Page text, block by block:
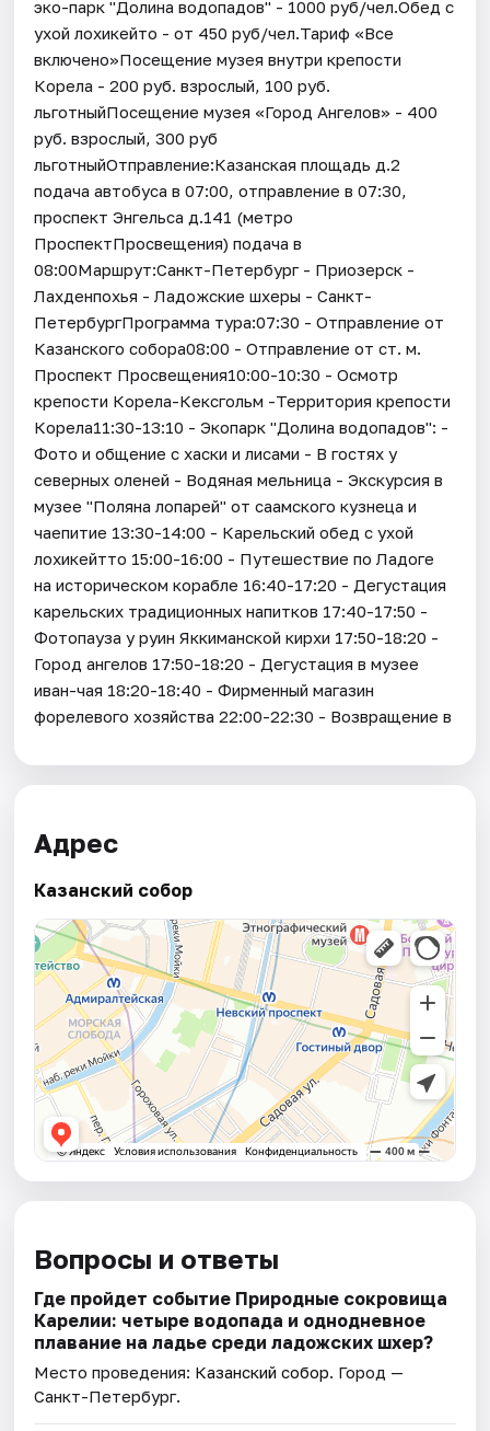
эко-парк "Долина водопадов" - 1000 руб/чел.Обед с
ухой лохикейто - от 450 руб/чел.Тариф «Все
включено»Посещение музея внутри крепости
Корела - 200 руб. взрослый, 100 руб.
льготныйПосещение музея «Город Ангелов» - 400
руб. взрослый, 300 руб
льготныйОтправление:Казанская площадь д.2
подача автобуса в 07:00, отправление в 07:30,
проспект Энгельса д.141 (метро
ПроспектПросвещения) подача в
08:00Маршрут:Санкт-Петербург - Приозерск -
Лахденпохья - Ладожские шхеры - Санкт-
ПетербургПрограмма тура:07:30 - Отправление от
Казанского собора08:00 - Отправление от ст. м.
Проспект Просвещения10:00-10:30 - Осмотр
крепости Корела-Кексгольм -Территория крепости
Корела11:30-13:10 - Экопарк "Долина водопадов": -
Фото и общение с хаски и лисами - В гостях у
северных оленей - Водяная мельница - Экскурсия в
музее "Поляна лопарей" от саамского кузнеца и
чаепитие 13:30-14:00 - Карельский обед с ухой
лохикейтто 15:00-16:00 - Путешествие по Ладоге
на историческом корабле 16:40-17:20 - Дегустация
карельских традиционных напитков 17:40-17:50 -
Фотопауза у руин Яккиманской кирхи 17:50-18:20 -
Город ангелов 17:50-18:20 - Дегустация в музее
иван-чая 18:20-18:40 - Фирменный магазин
форелевого хозяйства 22:00-22:30 - Возвращение в
Адрес
Казанский собор
Вопросы и ответы
Где пройдет событие Природные сокровища
Карелии: четыре водопада и однодневное
плавание на ладье среди ладожских шхер?
Место проведения: Казанский собор. Город —
Санкт-Петербург.